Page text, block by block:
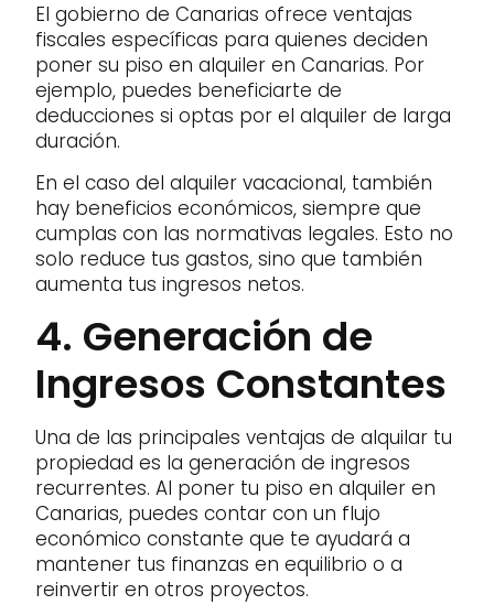
El gobierno de Canarias ofrece ventajas
fiscales específicas para quienes deciden
poner su piso en alquiler en Canarias. Por
ejemplo, puedes beneficiarte de
deducciones si optas por el alquiler de larga
duración.
En el caso del alquiler vacacional, también
hay beneficios económicos, siempre que
cumplas con las normativas legales. Esto no
solo reduce tus gastos, sino que también
aumenta tus ingresos netos.
4. Generación de
Ingresos Constantes
Una de las principales ventajas de alquilar tu
propiedad es la generación de ingresos
recurrentes. Al poner tu piso en alquiler en
Canarias, puedes contar con un flujo
económico constante que te ayudará a
mantener tus finanzas en equilibrio o a
reinvertir en otros proyectos.